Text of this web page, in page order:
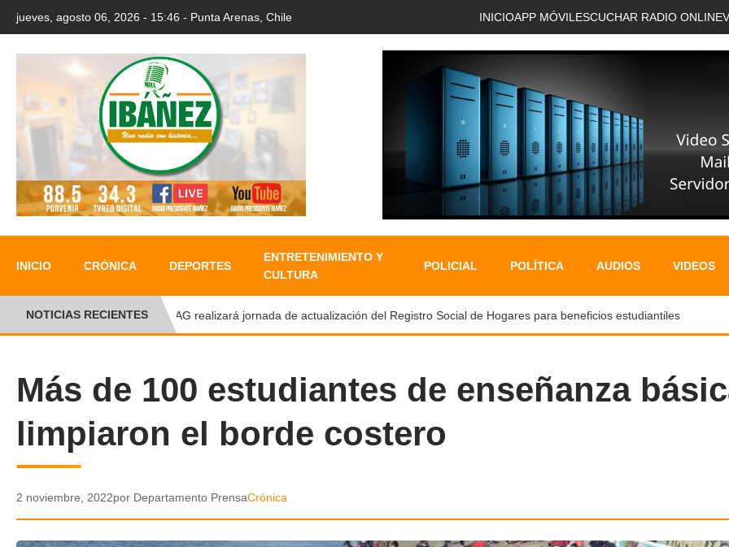
jueves, agosto 06, 2026 - 15:46 - Punta Arenas, Chile INICIOAPP MÓVIL ESCUCHAR RADIO ONLINE
INICIO CRÓNICA DEPORTES
ENTRETENIMIENTO Y
CULTURA
POLICIAL POLÍTICA AUDIOS VIDEOS
NOTICIAS RECIENTESUMAG realizará jornada de actualización del Registro Social de Hogares para beneficios estudiantiles
Más de 100 estudiantes de enseñanza
limpiaron el borde costero
2 noviembre, 2022por Departamento PrensaCrónica